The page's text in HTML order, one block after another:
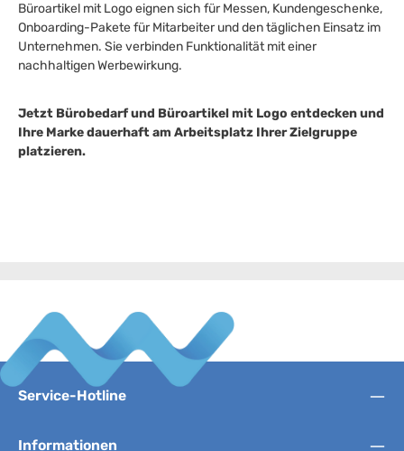
Büroartikel mit Logo eignen sich für Messen, Kundengeschenke,
Onboarding-Pakete für Mitarbeiter und den täglichen Einsatz im
Unternehmen. Sie verbinden Funktionalität mit einer
nachhaltigen Werbewirkung.
Jetzt Bürobedarf und Büroartikel mit Logo entdecken und
Ihre Marke dauerhaft am Arbeitsplatz Ihrer Zielgruppe
platzieren.
Service-Hotline
Informationen